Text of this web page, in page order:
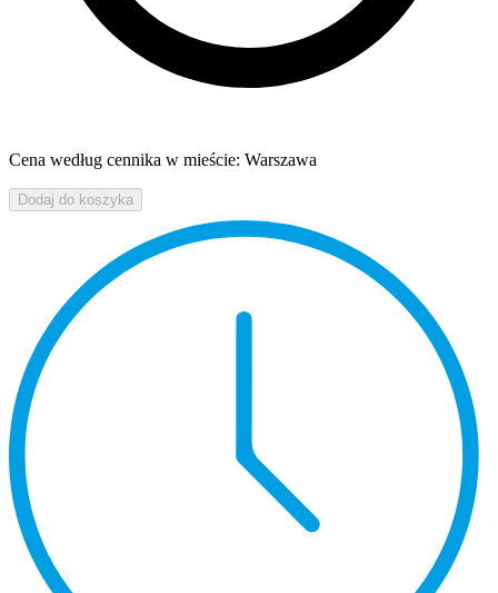
Cena według cennika w mieście: Warszawa
Dodaj do koszyka